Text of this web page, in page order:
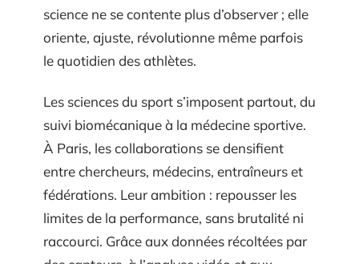
science ne se contente plus d’observer ; elle
oriente, ajuste, révolutionne même parfois
le quotidien des athlètes.
Les sciences du sport s’imposent partout, du
suivi biomécanique à la médecine sportive.
À Paris, les collaborations se densifient
entre chercheurs, médecins, entraîneurs et
fédérations. Leur ambition : repousser les
limites de la performance, sans brutalité ni
raccourci. Grâce aux données récoltées par